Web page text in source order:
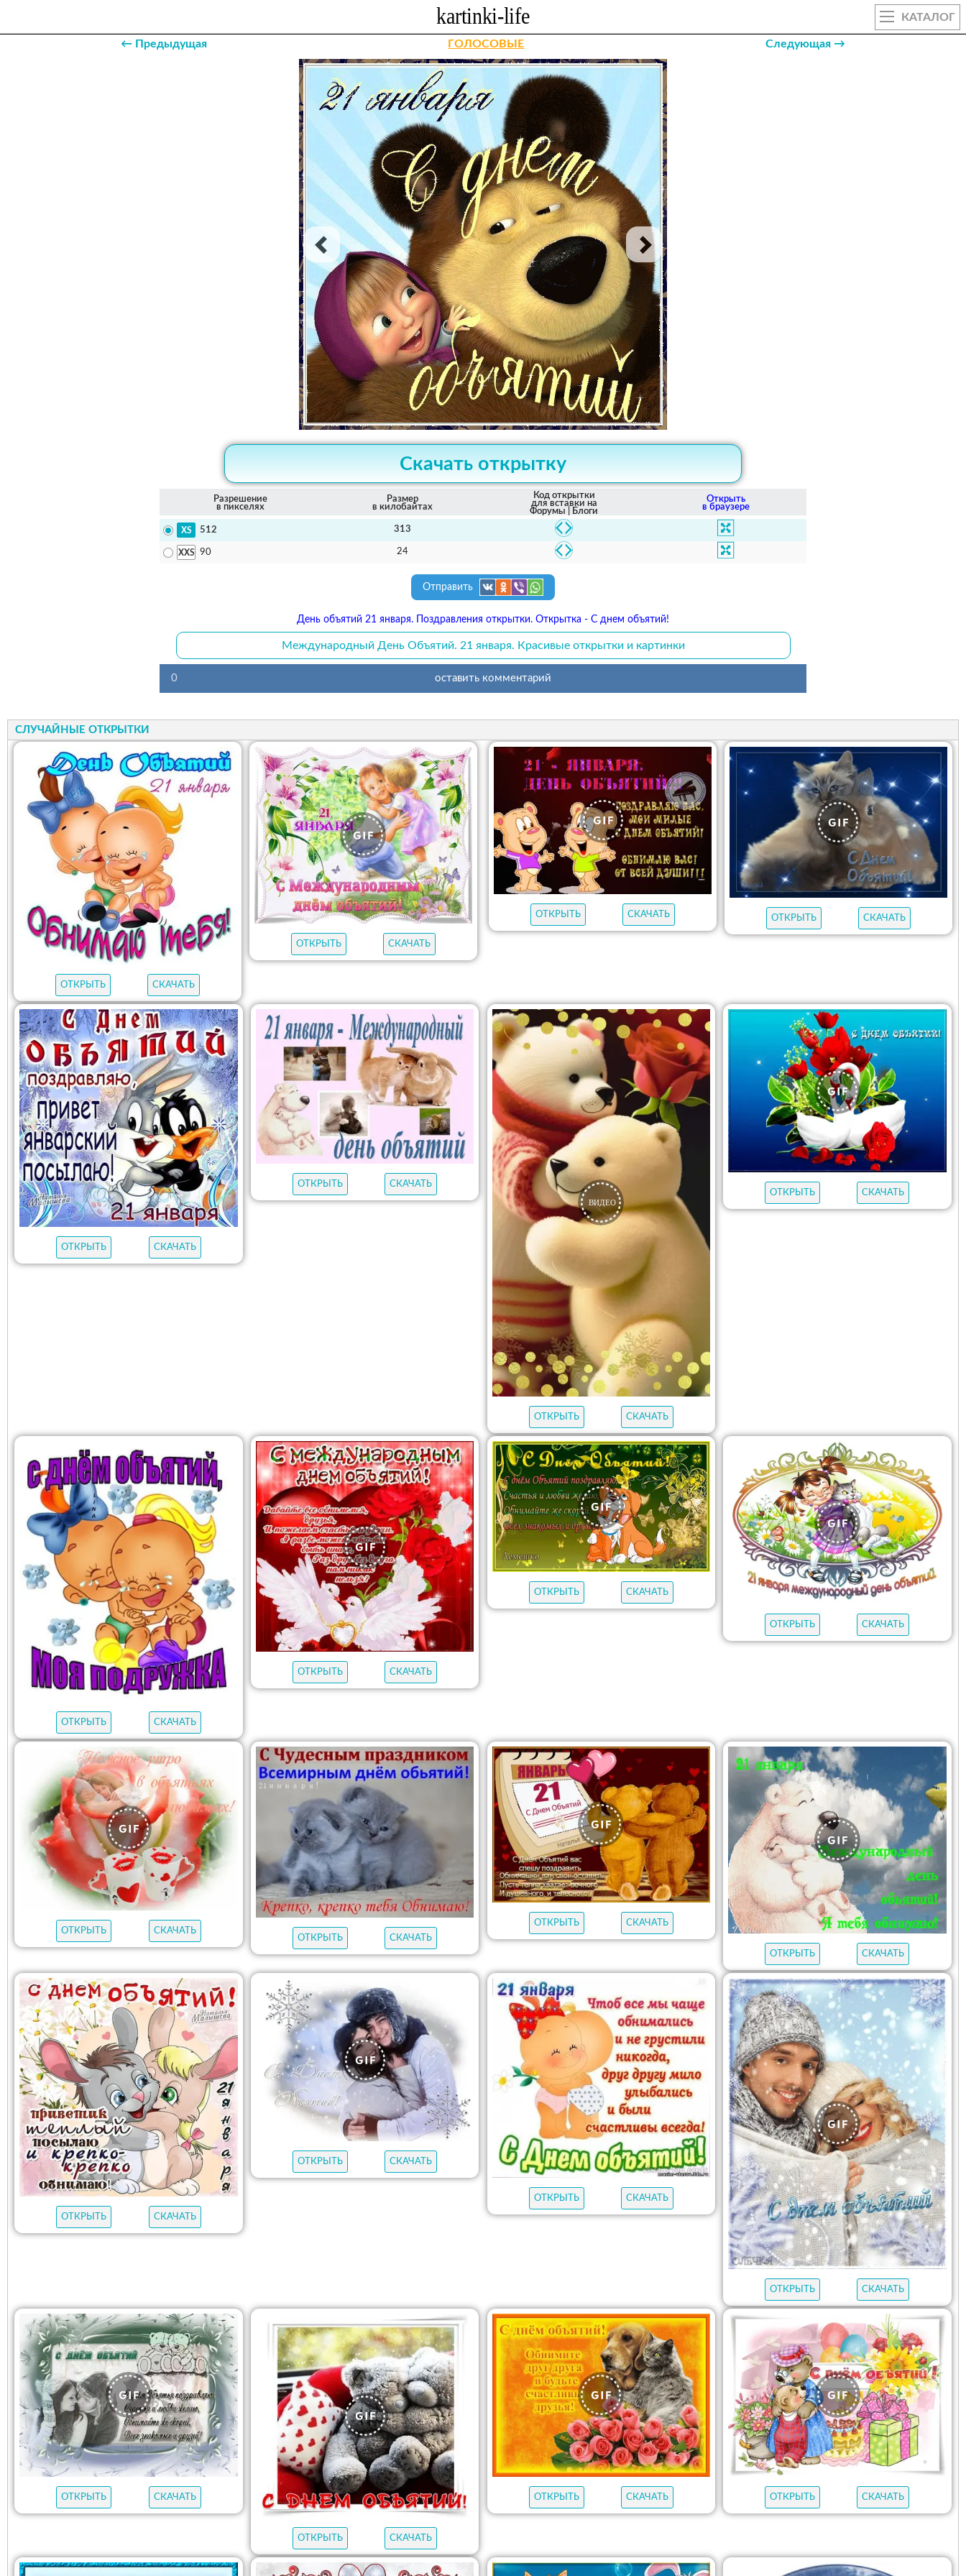
КАТАЛОГ
← Предыдущая ГОЛОСОВЫЕ Следующая →
Скачать открытку
Разрешение
в пикселях
Размер
в килобайтах
Код открытки
для вставки на
Форумы | Блоги
Открыть
в браузере
512 313
90 24
Отправить
День объятий 21 января. Поздравления открытки. Открытка - С днем объятий!
Международный День Объятий. 21 января. Красивые открытки и картинки
0 оставить комментарий
СЛУЧАЙНЫЕ ОТКРЫТКИ
ОТКРЫТЬ СКАЧАТЬ
ОТКРЫТЬ СКАЧАТЬ
ОТКРЫТЬ СКАЧАТЬ ОТКРЫТЬ СКАЧАТЬ
ОТКРЫТЬ СКАЧАТЬ
ОТКРЫТЬ СКАЧАТЬ
ОТКРЫТЬ СКАЧАТЬ
ОТКРЫТЬ СКАЧАТЬ
ОТКРЫТЬ СКАЧАТЬ
ОТКРЫТЬ СКАЧАТЬ
ОТКРЫТЬ СКАЧАТЬ
ОТКРЫТЬ СКАЧАТЬ
ОТКРЫТЬ СКАЧАТЬ
ОТКРЫТЬ СКАЧАТЬ
ОТКРЫТЬ СКАЧАТЬ
ОТКРЫТЬ СКАЧАТЬ
ОТКРЫТЬ СКАЧАТЬ
ОТКРЫТЬ СКАЧАТЬ
ОТКРЫТЬ СКАЧАТЬ
ОТКРЫТЬ СКАЧАТЬ
ОТКРЫТЬ СКАЧАТЬ
ОТКРЫТЬ СКАЧАТЬ
ОТКРЫТЬ СКАЧАТЬ ОТКРЫТЬ СКАЧАТЬ